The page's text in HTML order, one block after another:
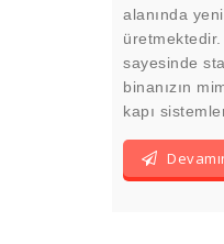
alanında
üretmektedir.
sayesinde
binanızın
kapı